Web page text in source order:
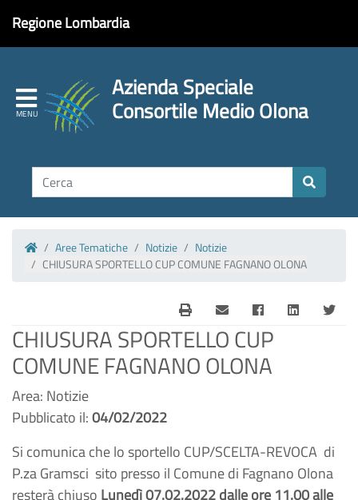
Regione Lombardia
Azienda Speciale
Consortile Medio Olona
Homepage
Aree Tematiche Notizie
Notizie
CHIUSURA SPORTELLO CUP COMUNE FAGNANO OLONA
CHIUSURA SPORTELLO CUP
COMUNE FAGNANO OLONA
Area: Notizie
Pubblicato il:04/02/2022
Si comunica che lo sportello CUP/SCELTA-REVOCA di
P.za Gramsci sito presso il Comune di Fagnano Olona
resterà chiuso Lunedì 07.02.2022 dalle ore 11.00 alle